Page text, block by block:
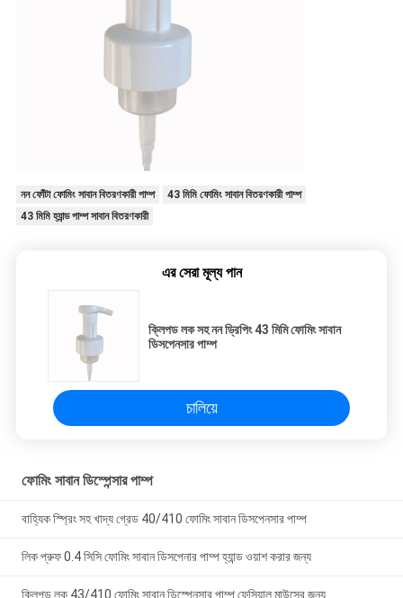
নন ফোঁটা ফোমিং সাবান বিতরণকারী পাম্প
43 মিমি ফোমিং সাবান বিতরণকারী পাম্প
43 মিমি হ্যান্ড পাম্প সাবান বিতরণকারী
এর সেরা মূল্য পান
ক্লিপড লক সহ নন ড্রিপিং 43 মিমি ফোমিং সাবান
ডিসপেনসার পাম্প
চালিয়ে
ফোমিং সাবান ডিস্পেন্সার পাম্প
বাহ্যিক স্প্রিং সহ খাদ্য গ্রেড 40/410 ফোমিং সাবান ডিসপেনসার পাম্প
লিক প্রুফ 0.4 সিসি ফোমিং সাবান ডিসপেনার পাম্প হ্যান্ড ওয়াশ করার জন্য
ক্লিপড লক 43/410 ফোমিং সাবান ডিস্পেনসার পাম্প ফেসিয়াল মাউসের জন্য